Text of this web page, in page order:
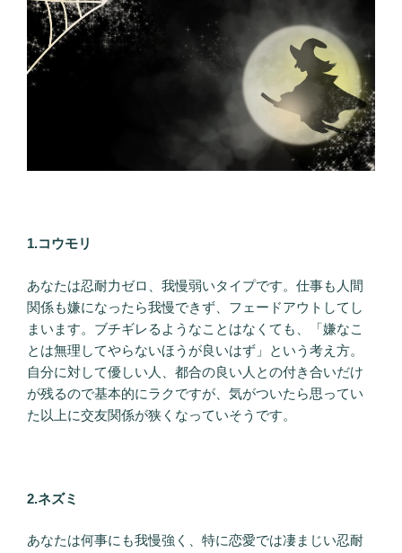
1.コウモリ
あなたは忍耐力ゼロ、我慢弱いタイプです。仕事も人間
関係も嫌になったら我慢できず、フェードアウトしてし
まいます。ブチギレるようなことはなくても、「嫌なこ
とは無理してやらないほうが良いはず」という考え方。
自分に対して優しい人、都合の良い人との付き合いだけ
が残るので基本的にラクですが、気がついたら思ってい
た以上に交友関係が狭くなっていそうです。
2.ネズミ
あなたは何事にも我慢強く、特に恋愛では凄まじい忍耐